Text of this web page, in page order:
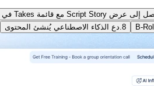
8. دع الذكاء الاصطناعي يُنشئ المحتوى